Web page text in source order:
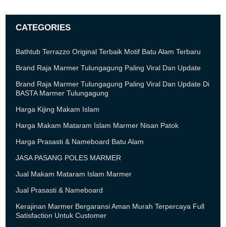
CATEGORIES
Bathtub Terrazzo Original Terbaik Motif Batu Alam Terbaru
Brand Raja Marmer Tulungagung Paling Viral Dan Update
Brand Raja Marmer Tulungagung Paling Viral Dan Update Di
BASTA Marmer Tulungagung
Harga Kijing Makam Islam
Harga Makam Mataram Islam Marmer Nisan Patok
Harga Prasasti & Nameboard Batu Alam
JASA PASANG POLES MARMER
Jual Makam Mataram Islam Marmer
Jual Prasasti & Nameboard
Kerajinan Marmer Bergaransi Aman Murah Terpercaya Full
Satisfaction Untuk Customer